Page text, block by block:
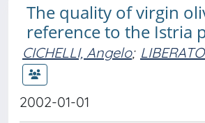
The quality of virgin
reference to the Istria
CICHELLI, Angelo;
2002-01-01